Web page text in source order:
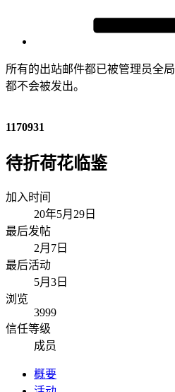
所有的出站邮件都已被管理员全
都不会被发出。
1170931
待折荷花临鉴
加入时间
20年5月29日
最后发帖
2月7日
最后活动
5月3日
浏览
3999
信任等级
成员
概要